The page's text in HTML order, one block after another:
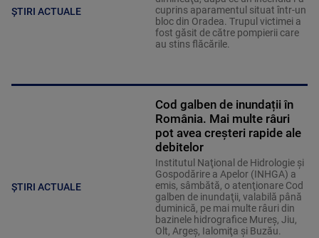
ȘTIRI ACTUALE
cuprins aparamentul situat într-un
bloc din Oradea. Trupul victimei a
fost găsit de către pompierii care
au stins flăcările.
ȘTIRI ACTUALE
Cod galben de inundații în
România. Mai multe râuri
pot avea creșteri rapide ale
debitelor
Institutul Naţional de Hidrologie şi
Gospodărire a Apelor (INHGA) a
emis, sâmbătă, o atenţionare Cod
galben de inundaţii, valabilă până
duminică, pe mai multe râuri din
bazinele hidrografice Mureş, Jiu,
Olt, Argeş, Ialomiţa şi Buzău.